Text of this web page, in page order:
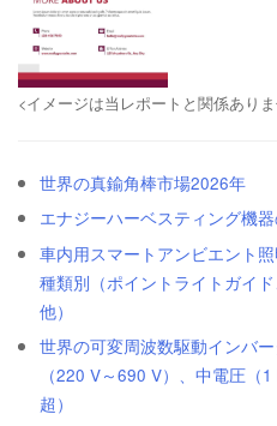
<イメージは当レポートと関係あり
世界の真鍮角棒市場2026年
エナジーハーベスティング機
車内用スマートアンビエント
種類別（ポイントライトガイ
他）
世界の可変周波数駆動インバ
（220 V～690 V）、中電圧（
超）